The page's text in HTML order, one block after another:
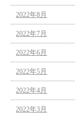
2022年8月
2022年7月
2022年6月
2022年5月
2022年4月
2022年3月